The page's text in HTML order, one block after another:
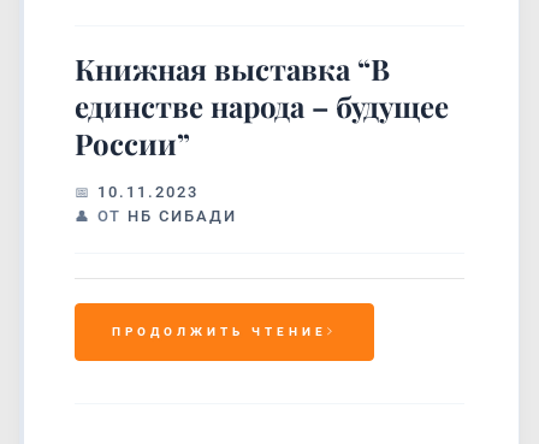
Книжная выставка “В
единстве народа – будущее
России”
10.11.2023
ОТ НБ СИБАДИ
ПРОДОЛЖИТЬ ЧТЕНИЕ